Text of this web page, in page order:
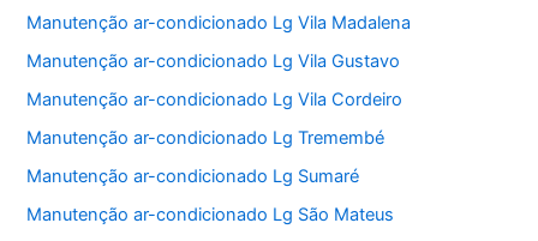
Manutenção ar-condicionado Lg Vila Madalena
Manutenção ar-condicionado Lg Vila Gustavo
Manutenção ar-condicionado Lg Vila Cordeiro
Manutenção ar-condicionado Lg Tremembé
Manutenção ar-condicionado Lg Sumaré
Manutenção ar-condicionado Lg São Mateus